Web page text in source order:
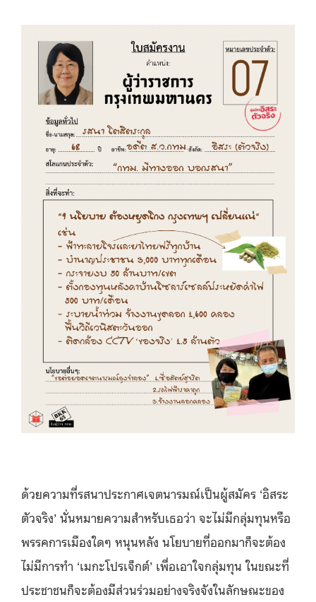
ด้วยความที่รสนาประกาศเจตนารมณ์เป็นผู้สมัคร ‘อิสระ
ตัวจริง’ นั่นหมายความสำหรับเธอว่า จะไม่มีกลุ่มทุนหรือ
พรรคการเมืองใดๆ หนุนหลัง นโยบายที่ออกมาก็จะต้อง
ไม่มีการทำ ‘เมกะโปรเจ็กต์’ เพื่อเอาใจกลุ่มทุน ในขณะที่
ประชาชนก็จะต้องมีส่วนร่วมอย่างจริงจังในลักษณะของ